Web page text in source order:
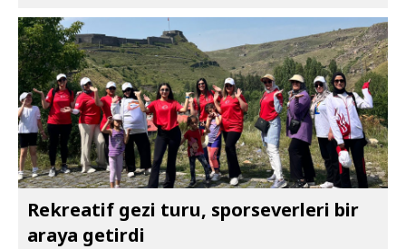
Rekreatif gezi turu, sporseverleri bir
araya getirdi